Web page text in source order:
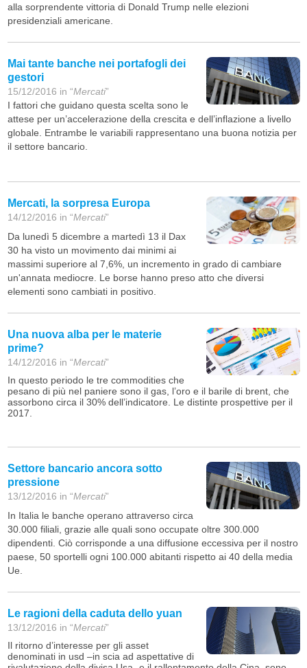
alla sorprendente vittoria di Donald Trump nelle elezioni
presidenziali americane.
Mai tante banche nei portafogli dei
gestori
15/12/2016 in “Mercati”
I fattori che guidano questa scelta sono le
attese per un’accelerazione della crescita e dell’inflazione a livello
globale. Entrambe le variabili rappresentano una buona notizia per
il settore bancario.
Mercati, la sorpresa Europa
14/12/2016 in “Mercati”
Da lunedì 5 dicembre a martedì 13 il Dax
30 ha visto un movimento dai minimi ai
massimi superiore al 7,6%, un incremento in grado di cambiare
un'annata mediocre. Le borse hanno preso atto che diversi
elementi sono cambiati in positivo.
Una nuova alba per le materie
prime?
14/12/2016 in “Mercati”
In questo periodo le tre commodities che
pesano di più nel paniere sono il gas, l’oro e il barile di brent, che
assorbono circa il 30% dell’indicatore. Le distinte prospettive per il
2017.
Settore bancario ancora sotto
pressione
13/12/2016 in “Mercati”
In Italia le banche operano attraverso circa
30.000 filiali, grazie alle quali sono occupate oltre 300.000
dipendenti. Ciò corrisponde a una diffusione eccessiva per il nostro
paese, 50 sportelli ogni 100.000 abitanti rispetto ai 40 della media
Ue.
Le ragioni della caduta dello yuan
13/12/2016 in “Mercati”
Il ritorno d’interesse per gli asset
denominati in usd –in scia ad aspettative di